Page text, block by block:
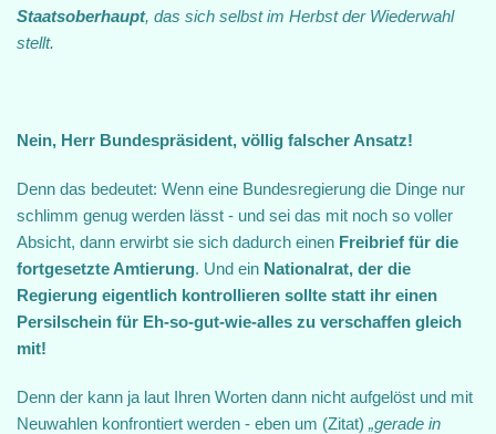
Staatsoberhaupt, das sich selbst im Herbst der Wiederwahl
stellt.
Nein, Herr Bundespräsident, völlig falscher Ansatz!
Denn das bedeutet: Wenn eine Bundesregierung die Dinge nur
schlimm genug werden lässt - und sei das mit noch so voller
Absicht, dann erwirbt sie sich dadurch einen Freibrief für die
fortgesetzte Amtierung. Und ein Nationalrat, der die
Regierung eigentlich kontrollieren sollte statt ihr einen
Persilschein für Eh-so-gut-wie-alles zu verschaffen gleich
mit!
Denn der kann ja laut Ihren Worten dann nicht aufgelöst und mit
Neuwahlen konfrontiert werden - eben um (Zitat) „gerade in